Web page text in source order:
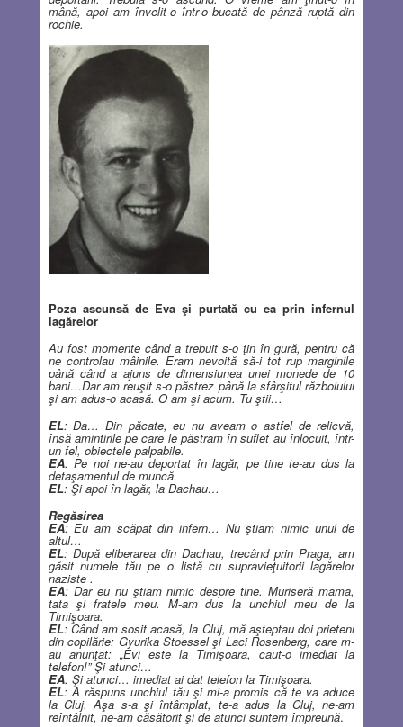
mână, apoi am învelit-o într-o bucată de pânză ruptă din
rochie.
Poza ascunsă de Eva şi purtată cu ea prin infernul
lagărelor
Au fost momente când a trebuit s-o ţin în gură, pentru că
ne controlau mâinile. Eram nevoită să-i tot rup marginile
până când a ajuns de dimensiunea unei monede de 10
bani…Dar am reuşit s-o păstrez până la sfârşitul războiului
şi am adus-o acasă. O am şi acum. Tu ştii…
EL: Da… Din păcate, eu nu aveam o astfel de relicvă,
însă amintirile pe care le păstram în suflet au înlocuit, într-
un fel, obiectele palpabile.
EA: Pe noi ne-au deportat în lagăr, pe tine te-au dus la
detaşamentul de muncă.
EL: Şi apoi în lagăr, la Dachau…
Regăsirea
EA: Eu am scăpat din infern… Nu ştiam nimic unul de
altul…
EL: După eliberarea din Dachau, trecând prin Praga, am
găsit numele tău pe o listă cu supravieţuitorii lagărelor
naziste .
EA: Dar eu nu ştiam nimic despre tine. Muriseră mama,
tata şi fratele meu. M-am dus la unchiul meu de la
Timişoara.
EL: Când am sosit acasă, la Cluj, mă aşteptau doi prieteni
din copilărie: Gyurika Stoessel şi Laci Rosenberg, care m-
au anunţat: „Evi este la Timişoara, caut-o imediat la
telefon!” Şi atunci…
EA: Şi atunci… imediat ai dat telefon la Timişoara.
EL: A răspuns unchiul tău şi mi-a promis că te va aduce
la Cluj. Aşa s-a şi întâmplat, te-a adus la Cluj, ne-am
reîntâlnit, ne-am căsătorit şi de atunci suntem împreună.